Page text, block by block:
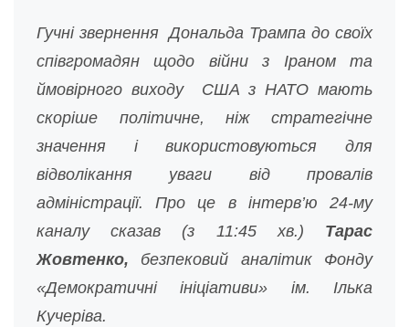
Гучні звернення Дональда Трампа до своїх
співгромадян щодо війни з Іраном та
ймовірного виходу США з НАТО мають
скоріше політичне, ніж стратегічне
значення і використовуються для
відволікання уваги від провалів
адміністрації. Про це в інтерв’ю 24-му
каналу сказав (з 11:45 хв.) Тарас
Жовтенко, безпековий аналітик Фонду
«Демократичні ініціативи» ім. Ілька
Кучеріва.